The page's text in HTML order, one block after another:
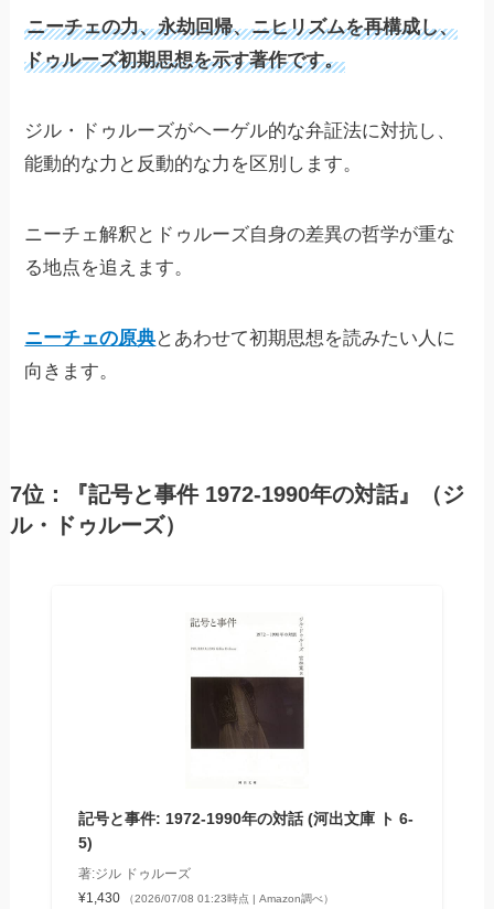
ニーチェの力、永劫回帰、ニヒリズムを再構成し、
ドゥルーズ初期思想を示す著作です。
ジル・ドゥルーズがヘーゲル的な弁証法に対抗し、
能動的な力と反動的な力を区別します。
ニーチェ解釈とドゥルーズ自身の差異の哲学が重な
る地点を追えます。
ニーチェの原典とあわせて初期思想を読みたい人に
向きます。
7位：『記号と事件 1972-1990年の対話』（ジ
ル・ドゥルーズ）
記号と事件: 1972-1990年の対話 (河出文庫 ト 6-
5)
著:ジル ドゥルーズ
¥1,430
（2026/07/08 01:23時点 | Amazon調べ）